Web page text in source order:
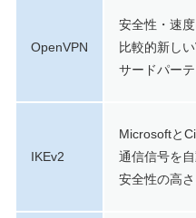
OpenVPN
安全性・速
比較的新し
サードパー
IKEv2
Microsoftと
通信信号を
安全性の高